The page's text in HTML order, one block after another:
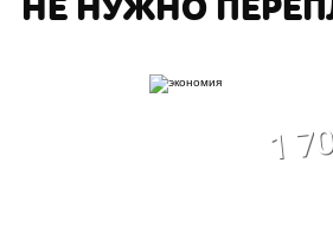
НЕ НУЖНО
1